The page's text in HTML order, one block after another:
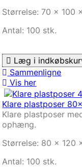
Størrelse: 70 x 100
Antal: 100 stk.
Læg i
Sammenligne
Vis her
Klare plastposer
Klare plastposer
ophæng.
Størrelse: 80 x 120
Antal: 100 stk.